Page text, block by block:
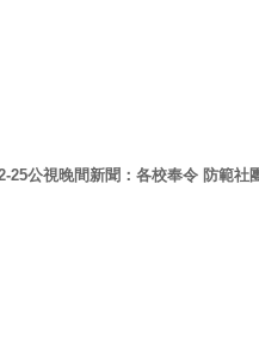
25公視晚間新聞：各校奉令 防範社